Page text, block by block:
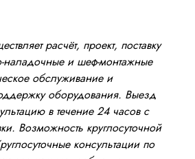
расчёт, проект, поставку
наладочные и шеф-монтажные
обслуживание и
оборудования. Выезд
в течение 24 часов с
Возможность круглосуточной
консультации по